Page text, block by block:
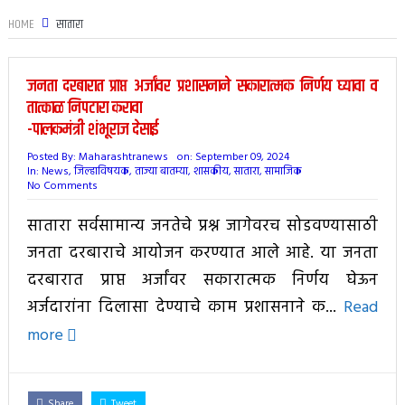
HOME सातारा
जनता दरबारात प्राप्त अर्जांवर प्रशासनाने सकारात्मक निर्णय घ्यावा व
तात्काळ निपटारा करावा
-पालकमंत्री शंभूराज देसाई
Posted By: Maharashtranews on: September 09, 2024
In: News,जिल्हाविषयक, ताज्या बातम्या, शासकीय,सातारा,सामाजिक
No Comments
सातारा सर्वसामान्य जनतेचे प्रश्न जागेवरच सोडवण्यासाठी
जनता दरबाराचे आयोजन करण्यात आले आहे. या जनता
दरबारात प्राप्त अर्जांवर सकारात्मक निर्णय घेऊन
अर्जदारांना दिलासा देण्याचे काम प्रशासनाने क... Read
more